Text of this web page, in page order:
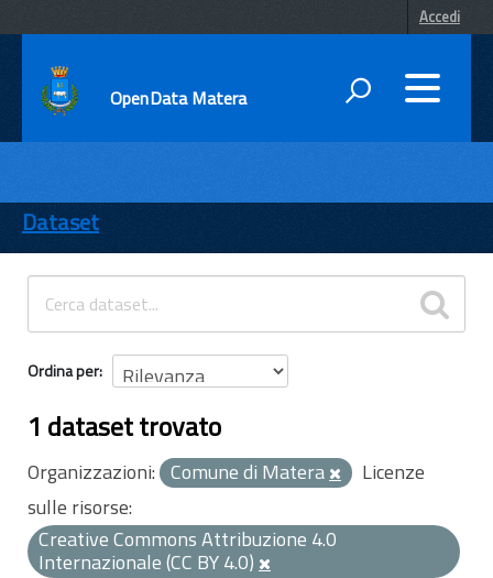
Accedi
OpenData Matera
ENTI
TEMI
INFORMAZIONI
Dataset
Ordina per
1 dataset trovato
Organizzazioni: Comune di Matera
Licenze
sulle risorse:
Creative Commons Attribuzione 4.0
Internazionale (CC BY 4.0)